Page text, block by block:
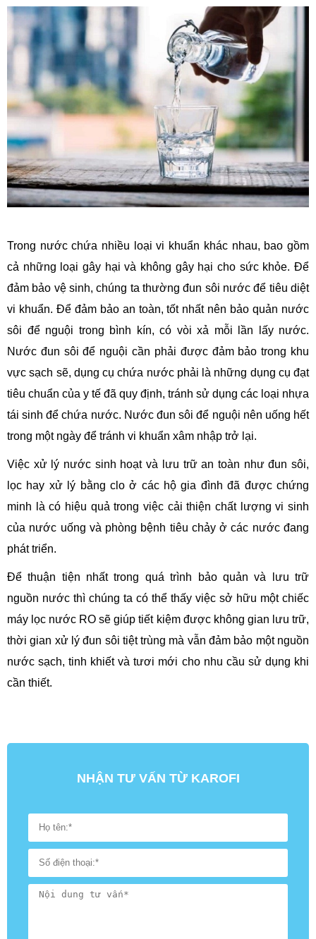
Trong nước chứa nhiều loại vi khuẩn khác nhau, bao gồm
cả những loại gây hại và không gây hại cho sức khỏe. Để
đảm bảo vệ sinh, chúng ta thường đun sôi nước để tiêu diệt
vi khuẩn. Để đảm bảo an toàn, tốt nhất nên bảo quản nước
sôi để nguội trong bình kín, có vòi xả mỗi lần lấy nước.
Nước đun sôi để nguội cần phải được đảm bảo trong khu
vực sạch sẽ, dụng cụ chứa nước phải là những dụng cụ đạt
tiêu chuẩn của y tế đã quy định, tránh sử dụng các loại nhựa
tái sinh để chứa nước. Nước đun sôi để nguội nên uống hết
trong một ngày để tránh vi khuẩn xâm nhập trở lại.
Việc xử lý nước sinh hoạt và lưu trữ an toàn như đun sôi,
lọc hay xử lý bằng clo ở các hộ gia đình đã được chứng
minh là có hiệu quả trong việc cải thiện chất lượng vi sinh
của nước uống và phòng bệnh tiêu chảy ở các nước đang
phát triển.
Để thuận tiện nhất trong quá trình bảo quản và lưu trữ
nguồn nước thì chúng ta có thể thấy việc sở hữu một chiếc
máy lọc nước RO sẽ giúp tiết kiệm được không gian lưu trữ,
thời gian xử lý đun sôi tiệt trùng mà vẫn đảm bảo một nguồn
nước sạch, tinh khiết và tươi mới cho nhu cầu sử dụng khi
cần thiết.
NHẬN TƯ VẤN TỪ KAROFI